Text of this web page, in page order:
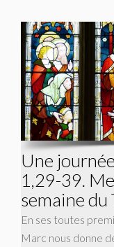
Une
1,29-39.
semaine
En ses toutes
Marc nous donne